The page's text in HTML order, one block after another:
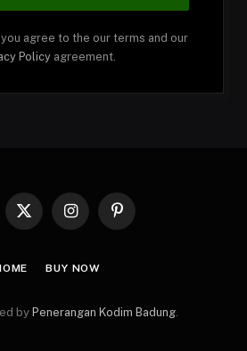
you agree to the our terms and our
Policy agreement.
X
InstagramPinterest
BUY NOW
by Penerangan Kodim Badung.